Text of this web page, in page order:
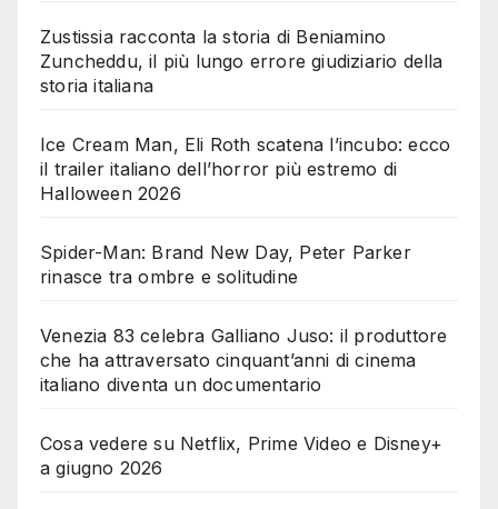
Zustissia racconta la storia di Beniamino
Zuncheddu, il più lungo errore giudiziario della
storia italiana
Ice Cream Man, Eli Roth scatena l’incubo: ecco
il trailer italiano dell’horror più estremo di
Halloween 2026
Spider-Man: Brand New Day, Peter Parker
rinasce tra ombre e solitudine
Venezia 83 celebra Galliano Juso: il produttore
che ha attraversato cinquant’anni di cinema
italiano diventa un documentario
Cosa vedere su Netflix, Prime Video e Disney+
a giugno 2026